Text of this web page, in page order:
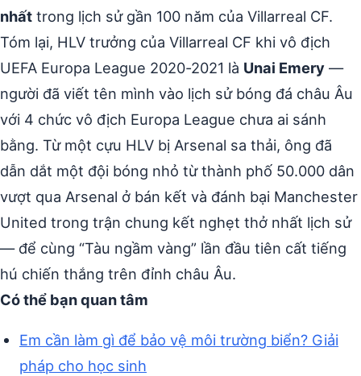
nhất trong lịch sử gần 100 năm của Villarreal CF.
Tóm lại, HLV trưởng của Villarreal CF khi vô địch
UEFA Europa League 2020-2021 là Unai Emery —
người đã viết tên mình vào lịch sử bóng đá châu Âu
với 4 chức vô địch Europa League chưa ai sánh
bằng. Từ một cựu HLV bị Arsenal sa thải, ông đã
dẫn dắt một đội bóng nhỏ từ thành phố 50.000 dân
vượt qua Arsenal ở bán kết và đánh bại Manchester
United trong trận chung kết nghẹt thở nhất lịch sử
— để cùng “Tàu ngầm vàng” lần đầu tiên cất tiếng
hú chiến thắng trên đỉnh châu Âu.
Có thể bạn quan tâm
Em cần làm gì để bảo vệ môi trường biển? Giải
pháp cho học sinh